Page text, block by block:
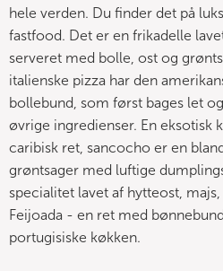
hele verden. Du finder det på
fastfood. Det er en frikadelle
serveret med bolle, ost og
italienske pizza har den
bollebund, som først bages let
øvrige ingredienser. En eksotisk
caribisk ret, sancocho er en
grøntsager med luftige
specialitet lavet af hytteost,
Feijoada - en ret med
portugisiske køkken.